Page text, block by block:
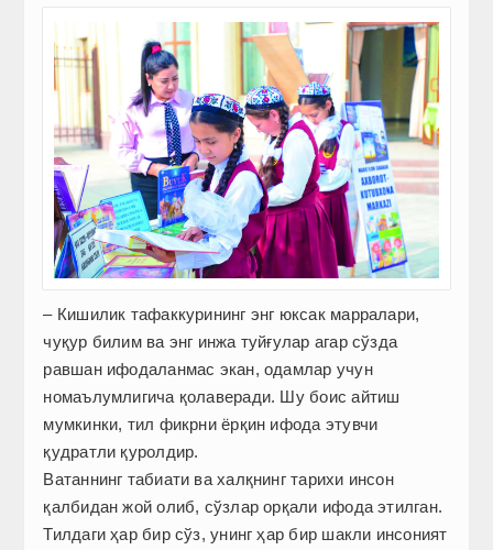
– Кишилик тафаккурининг энг юксак марралари,
чуқур билим ва энг инжа туйғулар агар сўзда
равшан ифодаланмас экан, одамлар учун
номаълумлигича қолаверади. Шу боис айтиш
мумкинки, тил фикрни ёрқин ифода этувчи
қудратли қуролдир.
Ватаннинг табиати ва халқнинг тарихи инсон
қалбидан жой олиб, сўзлар орқали ифода этилган.
Тилдаги ҳар бир сўз, унинг ҳар бир шакли инсоният